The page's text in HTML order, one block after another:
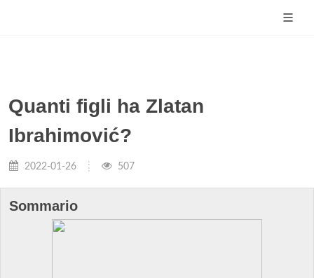
Quanti figli ha Zlatan
Ibrahimović?
2022-01-26 507
Sommario